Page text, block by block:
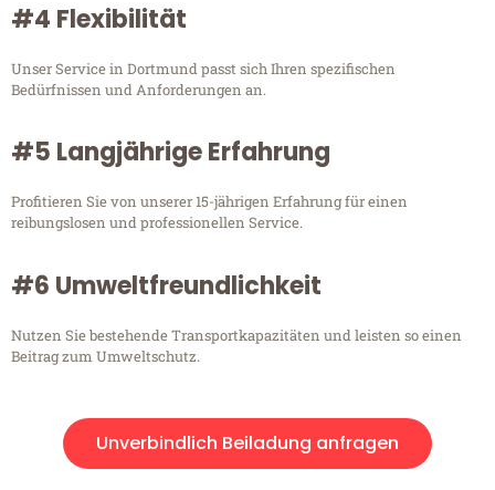
#4 Flexibilität
Unser Service in Dortmund passt sich Ihren spezifischen
Bedürfnissen und Anforderungen an.
#5 Langjährige Erfahrung
Profitieren Sie von unserer 15-jährigen Erfahrung für einen
reibungslosen und professionellen Service.
#6 Umweltfreundlichkeit
Nutzen Sie bestehende Transportkapazitäten und leisten so einen
Beitrag zum Umweltschutz.
Unverbindlich Beiladung anfragen